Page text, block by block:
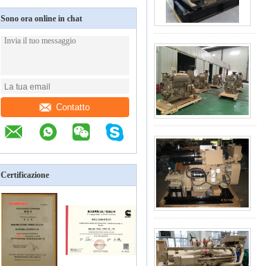
Sono ora online in chat
Contatto
Certificazione